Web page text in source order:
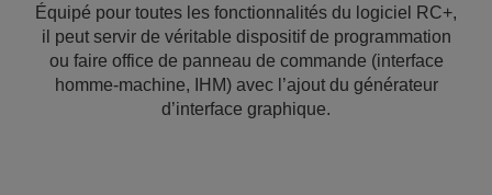
Équipé pour toutes les fonctionnalités du logiciel RC+,
il peut servir de véritable dispositif de programmation
ou faire office de panneau de commande (interface
homme-machine, IHM) avec l’ajout du générateur
d’interface graphique.